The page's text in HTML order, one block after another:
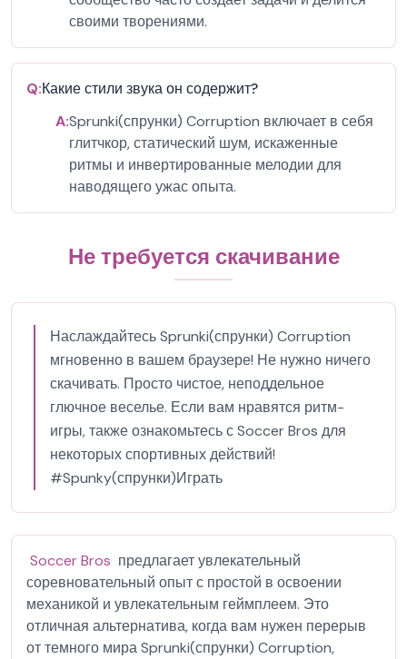
своими творениями.
Q:Какие стили звука он содержит?
A:Sprunki(спрунки) Corruption включает в себя
глитчкор, статический шум, искаженные
ритмы и инвертированные мелодии для
наводящего ужас опыта.
Не требуется скачивание
Наслаждайтесь Sprunki(спрунки) Corruption
мгновенно в вашем браузере! Не нужно ничего
скачивать. Просто чистое, неподдельное
глючное веселье. Если вам нравятся ритм-
игры, также ознакомьтесь с Soccer Bros для
некоторых спортивных действий!
#Spunky(спрунки)Играть
Soccer Bros предлагает увлекательный
соревновательный опыт с простой в освоении
механикой и увлекательным геймплеем. Это
отличная альтернатива, когда вам нужен перерыв
от темного мира Sprunki(спрунки) Corruption,